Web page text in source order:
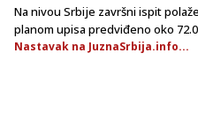
Na nivou Srbije završni ispit
planom upisa predviđeno oko
Nastavak na JuznaSrbija.info...